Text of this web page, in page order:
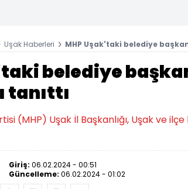
Uşak Haberleri MHP Uşak'taki belediye
belediye
tanıttı
(MHP) Uşak İl Başkanlığı, Uşak ve
Giriş: 06.02.2024 - 00:51
Güncelleme: 06.02.2024 - 01:02